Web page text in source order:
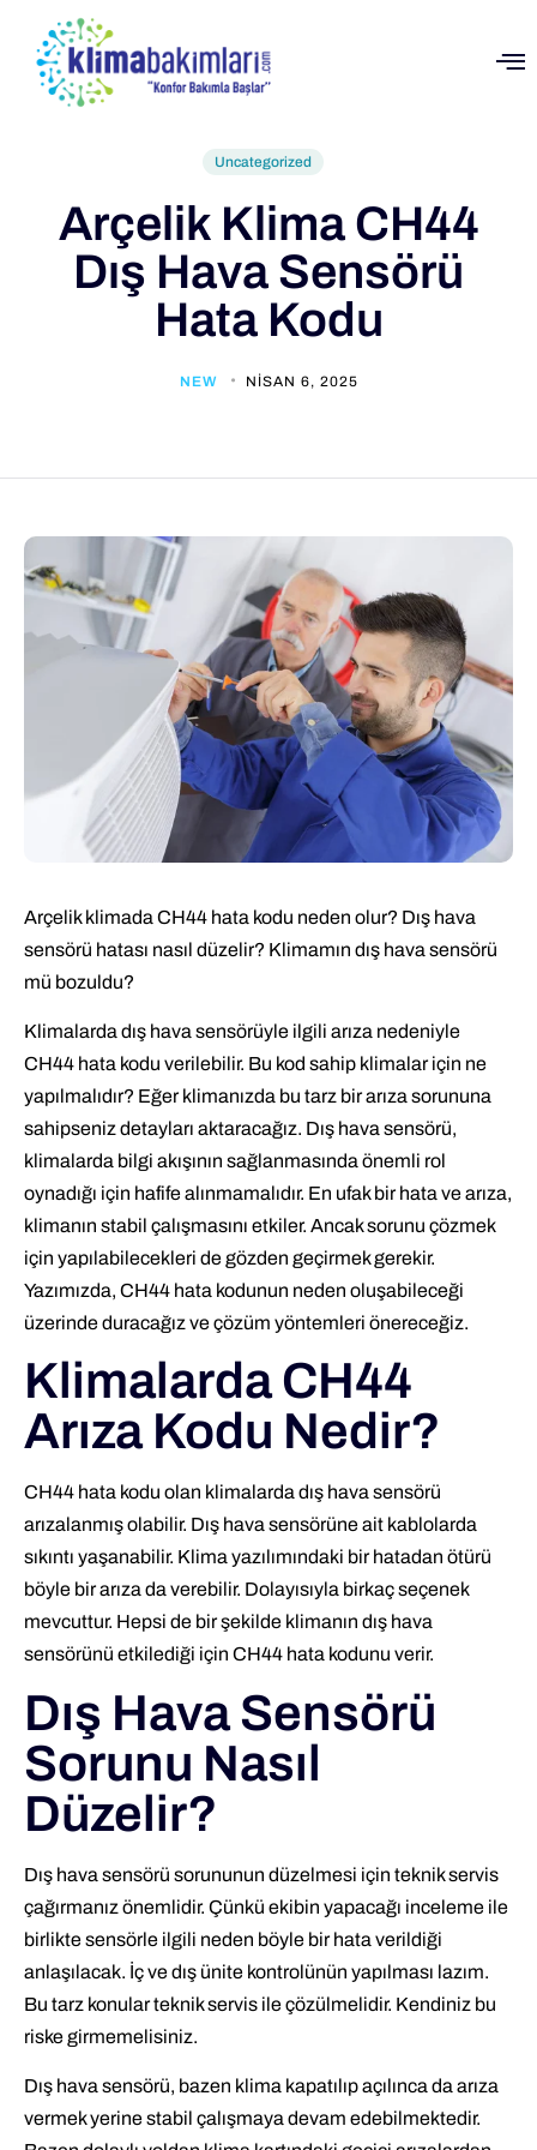
Uncategorized
Arçelik Klima CH44
Dış Hava Sensörü
Hata Kodu
NEW NISAN 6, 2025
Arçelik klimada CH44 hata kodu neden olur? Dış hava
sensörü hatası nasıl düzelir? Klimamın dış hava sensörü
mü bozuldu?
Klimalarda dış hava sensörüyle ilgili arıza nedeniyle
CH44 hata kodu verilebilir. Bu kod sahip klimalar için ne
yapılmalıdır? Eğer klimanızda bu tarz bir arıza sorununa
sahipseniz detayları aktaracağız. Dış hava sensörü,
klimalarda bilgi akışının sağlanmasında önemli rol
oynadığı için hafife alınmamalıdır. En ufak bir hata ve arıza,
klimanın stabil çalışmasını etkiler. Ancak sorunu çözmek
için yapılabilecekleri de gözden geçirmek gerekir.
Yazımızda, CH44 hata kodunun neden oluşabileceği
üzerinde duracağız ve çözüm yöntemleri önereceğiz.
Klimalarda CH44
Arıza Kodu Nedir?
CH44 hata kodu olan klimalarda dış hava sensörü
arızalanmış olabilir. Dış hava sensörüne ait kablolarda
sıkıntı yaşanabilir. Klima yazılımındaki bir hatadan ötürü
böyle bir arıza da verebilir. Dolayısıyla birkaç seçenek
mevcuttur. Hepsi de bir şekilde klimanın dış hava
sensörünü etkilediği için CH44 hata kodunu verir.
Dış Hava Sensörü
Sorunu Nasıl
Düzelir?
Dış hava sensörü sorununun düzelmesi için teknik servis
çağırmanız önemlidir. Çünkü ekibin yapacağı inceleme ile
birlikte sensörle ilgili neden böyle bir hata verildiği
anlaşılacak. İç ve dış ünite kontrolünün yapılması lazım.
Bu tarz konular teknik servis ile çözülmelidir. Kendiniz bu
riske girmemelisiniz.
Dış hava sensörü, bazen klima kapatılıp açılınca da arıza
vermek yerine stabil çalışmaya devam edebilmektedir.